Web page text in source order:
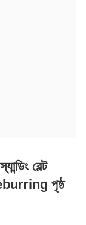
বেল্ট
পৃষ্ঠ